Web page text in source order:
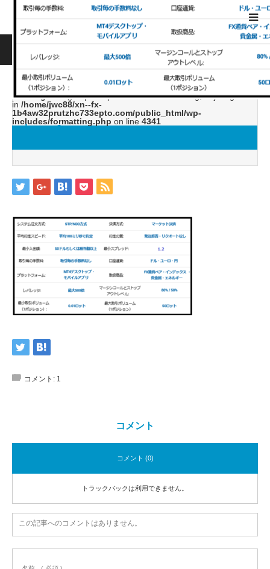
Warning: ltrim() expects parameter 1 to be string, object given
in /home/jwc88/xn--fx-
1b4aw32prutzhc733epto.com/public_html/wp-
includes/formatting.php on line 4341
image2
コメント: 1
コメント
コメント (0)
トラックバックは利用できません。
この記事へのコメントはありません。